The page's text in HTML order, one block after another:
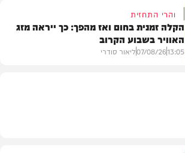
והרי התחזית
הקלה זמנית בחום ואז מהפך: כך ייראה מזג
האוויר בשבוע הקרוב
13:05
07/08/26ליאור סודרי